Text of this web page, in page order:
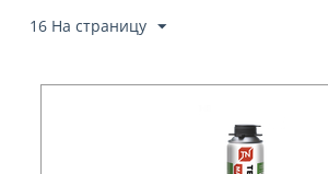
16 На страницу